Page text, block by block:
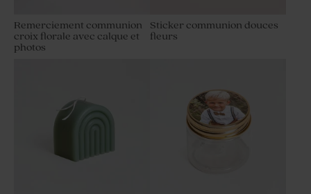
Remerciement communion
croix florale avec calque et
photos
Sticker communion douces
fleurs